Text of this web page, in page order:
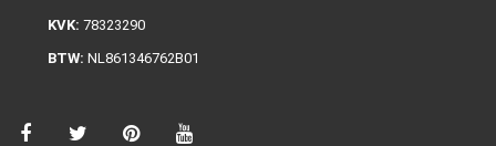
KVK: 78323290
BTW: NL861346762B01